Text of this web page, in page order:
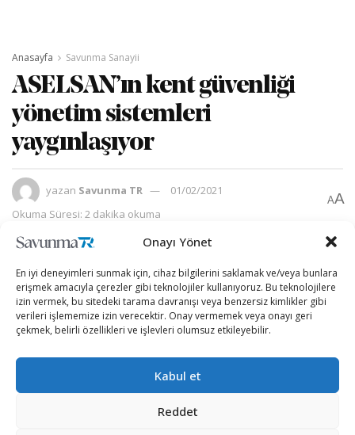
Onayı Yönet
En iyi deneyimleri sunmak için, cihaz bilgilerini saklamak ve/veya bunlara
erişmek amacıyla çerezler gibi teknolojiler kullanıyoruz. Bu teknolojilere
izin vermek, bu sitedeki tarama davranışı veya benzersiz kimlikler gibi
verileri işlememize izin verecektir. Onay vermemek veya onayı geri
çekmek, belirli özellikleri ve işlevleri olumsuz etkileyebilir.
Kabul et
Reddet
Anasayfa Savunma Sanayii
ASELSAN’ın kent güvenliği
yönetim sistemleri
yaygınlaşıyor
yazan Savunma TR
01/02/2021
Okuma Süresi: 2 dakika okuma
AA